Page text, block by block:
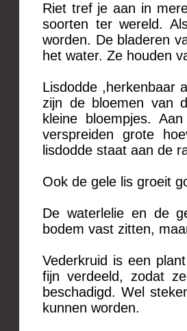
Riet tref je aan in
soorten ter wereld.
worden. De bladeren
het water. Ze houden
Lisdodde ,herkenbaar
zijn de bloemen van
kleine bloempjes.
verspreiden grote
lisdodde staat aan de
Ook de gele lis groeit
De waterlelie en de
bodem vast zitten,
Vederkruid is een
fijn verdeeld, zodat
beschadigd. Wel
kunnen worden.